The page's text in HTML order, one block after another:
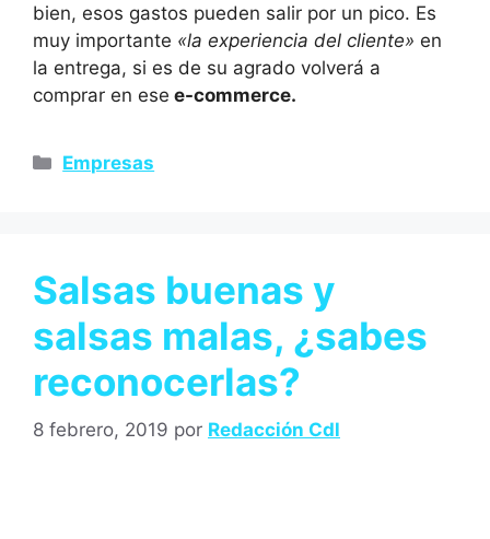
bien, esos gastos pueden salir por un pico. Es
muy importante «la experiencia del cliente» en
la entrega, si es de su agrado volverá a
comprar en ese e-commerce.
Empresas
Salsas buenas y
salsas malas, ¿sabes
reconocerlas?
8 febrero, 2019 por Redacción Cdl